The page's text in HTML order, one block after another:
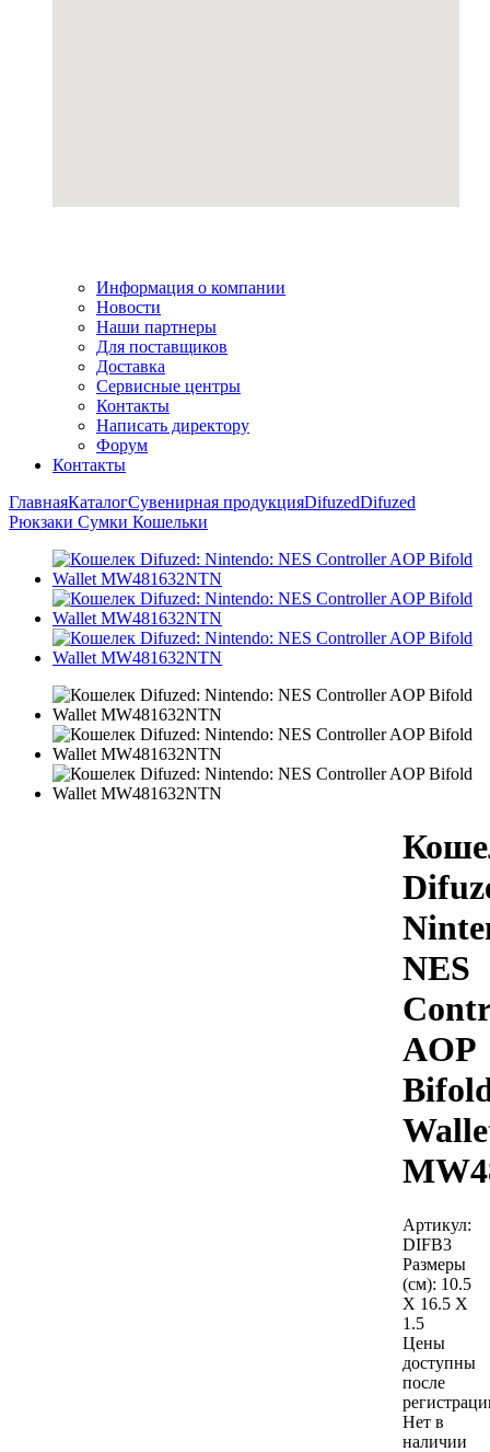
Информация о компании
Новости
Наши партнеры
Для поставщиков
Доставка
Сервисные центры
Контакты
Написать директору
Форум
Контакты
ГлавнаяКаталогСувенирная продукцияDifuzedDifuzed
Рюкзаки Сумки Кошельки
NES
AOP
Артикул:
DIFB3
Размеры
(см): 10.5
X 16.5 X
1.5
Цены
доступны
после
Нет в
наличии